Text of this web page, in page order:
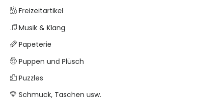
Freizeitartikel
Musik & Klang
Papeterie
Puppen und Plüsch
Puzzles
Schmuck, Taschen usw.